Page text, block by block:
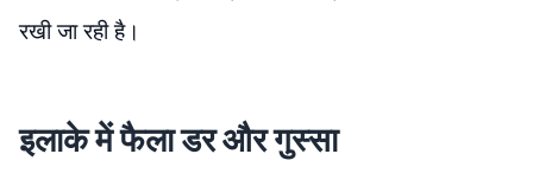
रखी जा रही है।
इलाके में फैला डर और गुस्सा